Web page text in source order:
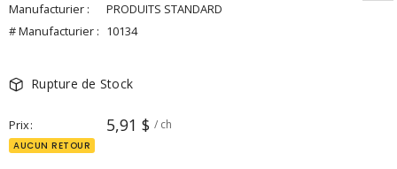
Manufacturier :
PRODUITS STANDARD
# Manufacturier : 10134
Rupture de Stock
Prix 5,91 $ / ch
AUCUN RETOUR